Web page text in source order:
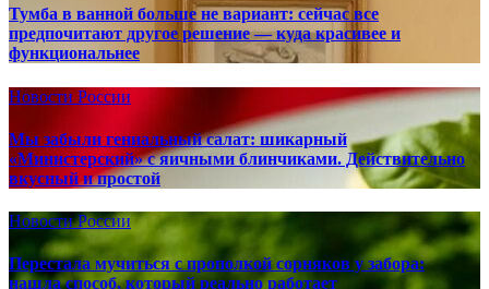
Тумба в ванной больше не вариант: сейчас все
предпочитают другое решение — куда красивее и
функциональнее
Новости России
Мы забыли гениальный салат: шикарный
«Министерский» с яичными блинчиками. Действительно
вкусный и простой
Новости России
Перестала мучиться с прополкой сорняков у забора:
нашла способ, который реально работает